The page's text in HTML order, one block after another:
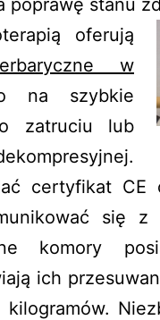
poprawę stanu
oferują
w
na szybkie
zatruciu lub
certyfikat CE
się z
komory
ich
kilogramów.